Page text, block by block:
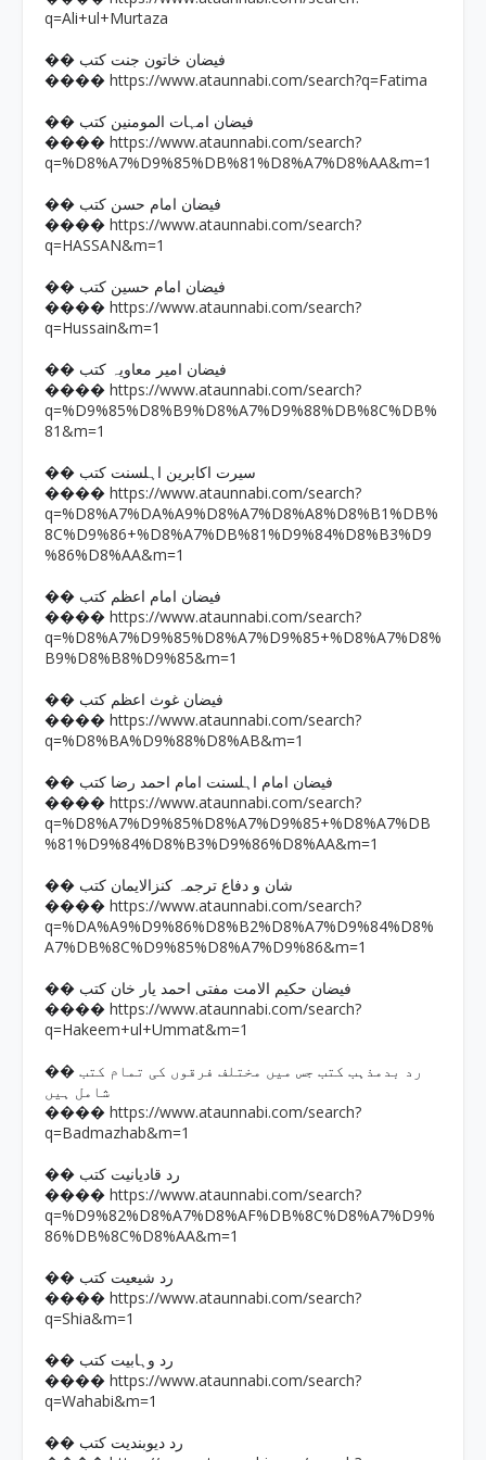
q=Ali+ul+Murtaza
�� فیضان خاتون جنت کتب
���� https://www.ataunnabi.com/search?q=Fatima
�� فیضان امہات المومنین کتب
���� https://www.ataunnabi.com/search?
q=%D8%A7%D9%85%DB%81%D8%A7%D8%AA&m=1
�� فیضان امام حسن کتب
���� https://www.ataunnabi.com/search?
q=HASSAN&m=1
�� فیضان امام حسین کتب
���� https://www.ataunnabi.com/search?
q=Hussain&m=1
�� فیضان امیر معاویہ کتب
���� https://www.ataunnabi.com/search?
q=%D9%85%D8%B9%D8%A7%D9%88%DB%8C%DB%
81&m=1
�� سیرت اکابرین اہلسنت کتب
���� https://www.ataunnabi.com/search?
q=%D8%A7%DA%A9%D8%A7%D8%A8%D8%B1%DB%
8C%D9%86+%D8%A7%DB%81%D9%84%D8%B3%D9
%86%D8%AA&m=1
�� فیضان امام اعظم کتب
���� https://www.ataunnabi.com/search?
q=%D8%A7%D9%85%D8%A7%D9%85+%D8%A7%D8%
B9%D8%B8%D9%85&m=1
�� فیضان غوث اعظم کتب
���� https://www.ataunnabi.com/search?
q=%D8%BA%D9%88%D8%AB&m=1
�� فیضان امام اہلسنت امام احمد رضا کتب
���� https://www.ataunnabi.com/search?
q=%D8%A7%D9%85%D8%A7%D9%85+%D8%A7%DB
%81%D9%84%D8%B3%D9%86%D8%AA&m=1
�� شان و دفاع ترجمہ کنزالایمان کتب
���� https://www.ataunnabi.com/search?
q=%DA%A9%D9%86%D8%B2%D8%A7%D9%84%D8%
A7%DB%8C%D9%85%D8%A7%D9%86&m=1
�� فیضان حکیم الامت مفتی احمد یار خان کتب
���� https://www.ataunnabi.com/search?
q=Hakeem+ul+Ummat&m=1
�� رد بدمذہب کتب جس میں مختلف فرقوں کی تمام کتب
شامل ہیں
���� https://www.ataunnabi.com/search?
q=Badmazhab&m=1
�� رد قادیانیت کتب
���� https://www.ataunnabi.com/search?
q=%D9%82%D8%A7%D8%AF%DB%8C%D8%A7%D9%
86%DB%8C%D8%AA&m=1
�� رد شیعیت کتب
���� https://www.ataunnabi.com/search?
q=Shia&m=1
�� رد وہابیت کتب
���� https://www.ataunnabi.com/search?
q=Wahabi&m=1
�� رد دیوبندیت کتب